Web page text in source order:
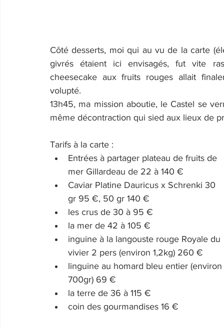
Côté desserts, moi qui au vu de la carte
givrés étaient ici envisagés, fut vite
cheesecake aux fruits rouges allait
volupté.
13h45, ma mission aboutie, le Castel se
même décontraction qui sied aux lieux de
Tarifs à la carte :
Entrées à partager plateau de fruits de
mer Gillardeau de 22 à 140 €
Caviar Platine Dauricus x Schrenki 30
gr 95 €, 50 gr 140 €
les crus de 30 à 95 €
la mer de 42 à 105 €
inguine à la langouste rouge Royale du
vivier 2 pers (environ 1,2kg) 260 €
linguine au homard bleu entier (environ
700gr) 69 €
la terre de 36 à 115 €
coin des gourmandises 16 €